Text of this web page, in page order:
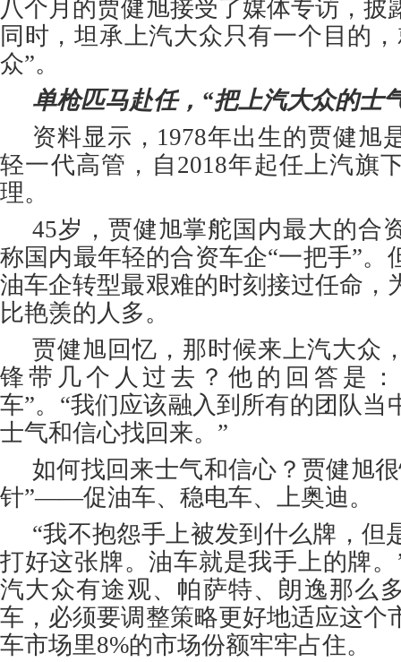
八个月的贾健旭接受了媒体专访，披
同时，坦承上汽大众只有一个目的
众”。
单枪匹马赴任，“把上汽大众的士
资料显示，1978年出生的贾健旭
轻一代高管，自2018年起任上汽旗
理。
45岁，贾健旭掌舵国内最大的合
称国内最年轻的合资车企“一把手”。
油车企转型最艰难的时刻接过任命，
比艳羡的人多。
贾健旭回忆，那时候来上汽大众
锋带几个人过去？他的回答是
车”。“我们应该融入到所有的团队当
士气和信心找回来。”
如何找回来士气和信心？贾健旭
针”——促油车、稳电车、上奥迪。
“我不抱怨手上被发到什么牌，但
打好这张牌。油车就是我手上的牌
汽大众有途观、帕萨特、朗逸那么
车，必须要调整策略更好地适应这个
车市场里8%的市场份额牢牢占住。